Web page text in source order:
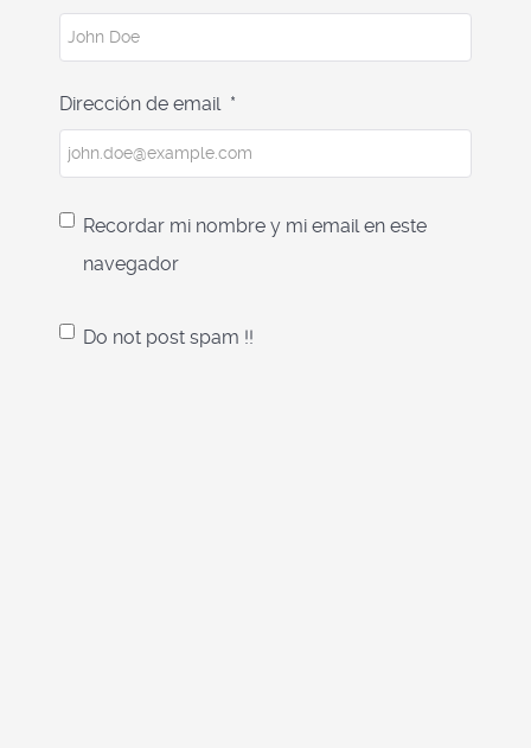
Dirección de email *
Recordar mi nombre y mi email en este
navegador
Do not post spam !!